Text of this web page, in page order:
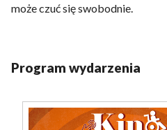
może czuć się swobodnie.
Program wydarzenia